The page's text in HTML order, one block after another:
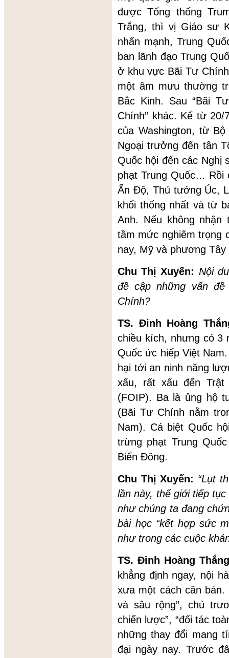
được Tổng thống
Trắng, thì vị Giáo sư
nhấn mạnh, Trung
ban lãnh đạo Trung
ở khu vực Bãi Tư
một âm mưu thường
Bắc Kinh. Sau “Bãi
Chính” khác. Kể từ
của Washington, từ
Ngoại trưởng đến tân
Quốc hội đến các Nghị
phạt Trung Quốc… Rồi
Ấn Độ, Thủ tướng Úc,
khối thống nhất và từ
Anh. Nếu không
tầm mức nghiêm trọng
nay, Mỹ và phương
Chu Thị Xuyến: Nội
đề cập những vấn
Chính?
TS. Đinh Hoàng
chiều kích, nhưng có 3
Quốc ức hiếp Việt
hại tới an ninh năng
xấu, rất xấu đến
(FOIP). Ba là ủng hộ
(Bãi Tư Chính nằm
Nam). Cá biệt Quốc
trừng phạt Trung
Biển Đông.
Chu Thị Xuyến: “Lụt
lần này, thế giới tiếp
như chúng ta đang
bài học “kết hợp sức
như trong các cuộc
TS. Đinh Hoàng
khẳng định ngay, nội
xưa một cách căn bản.
và sâu rộng”, chủ
chiến lược”, “đối tác
những thay đổi mang
đại ngày nay. Trước